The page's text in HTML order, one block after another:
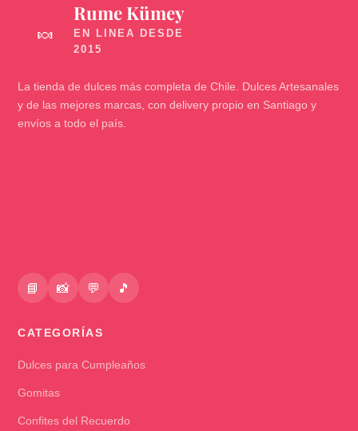
🍬
Rume Kümey
La tienda de dulces más completa de Chile. Dulces Artesanales
y de las mejores marcas, con delivery propio en Santiago y
envíos a todo el país.
📘 📸 💬 🎵
CATEGORÍAS
Dulces para Cumpleaños
Gomitas
Confites del Recuerdo